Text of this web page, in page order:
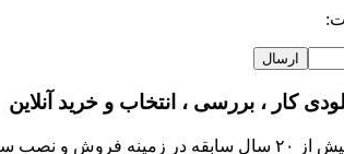
ارسال
کار ، بررسی ، انتخاب و خرید آنلاین
فروشگاه ملودی کار با بیش از ۲۰ سال